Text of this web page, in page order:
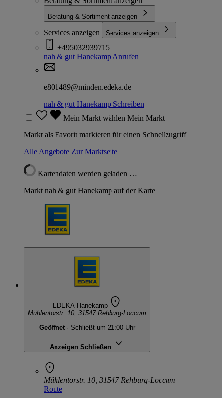
Beratung & Sortiment anzeigen
Services anzeigen Services anzeigen
+495032939715
nah & gut Hanekamp Anrufen
e801489@minden.edeka.de
nah & gut Hanekamp Schreiben
Mein Markt wählen Mein Markt
Markt als Favorit markieren für einen Schnellzugriff
Alle Angebote Zur Marktseite
Kartendaten werden geladen …
Markt nah & gut Hanekamp auf der Karte
EDEKA Hanekamp
Mühlentorstr. 10, 31547 Rehburg-Loccum
Geöffnet · Schließt um 21:00 Uhr
Anzeigen Schließen
Mühlentorstr. 10, 31547 Rehburg-Loccum
Route